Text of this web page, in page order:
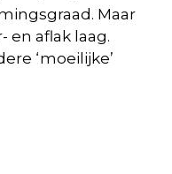
Maar
en aflak laag.
‘moeilijke’